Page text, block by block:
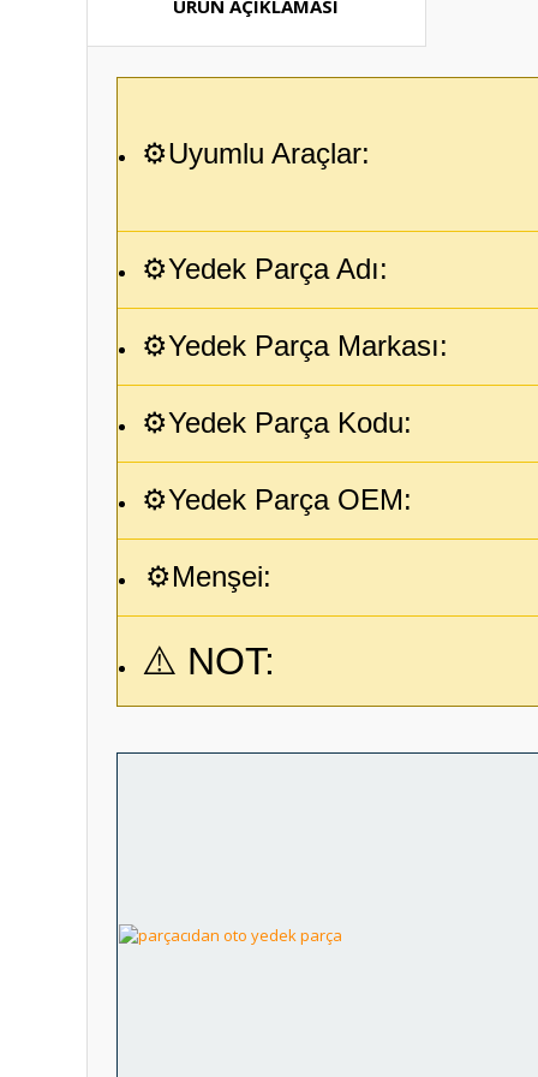
ÜRÜN AÇIKLAMASI
⚙️Uyumlu Araçlar:
⚙️Yedek Parça Adı:
⚙️Yedek Parça Markası:
⚙️Yedek Parça Kodu:
⚙️Yedek Parça OEM:
⚙️Menşei:
⚠️ NOT: